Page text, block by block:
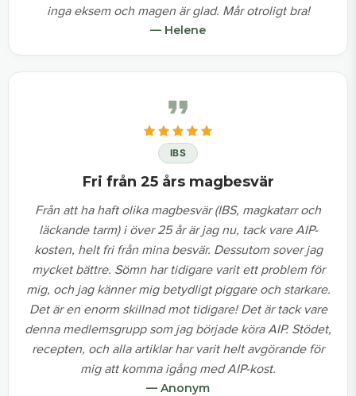
inga eksem och magen är glad. Mår otroligt bra!
— Helene
IBS
Fri från 25 års magbesvär
Från att ha haft olika magbesvär (IBS, magkatarr och
läckande tarm) i över 25 år är jag nu, tack vare AIP-
kosten, helt fri från mina besvär. Dessutom sover jag
mycket bättre. Sömn har tidigare varit ett problem för
mig, och jag känner mig betydligt piggare och starkare.
Det är en enorm skillnad mot tidigare! Det är tack vare
denna medlemsgrupp som jag började köra AIP. Stödet,
recepten, och alla artiklar har varit helt avgörande för
mig att komma igång med AIP-kost.
— Anonym